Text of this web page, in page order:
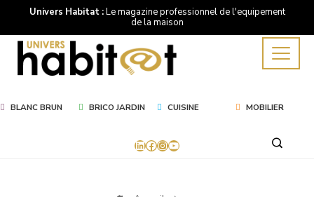
Univers Habitat :Le magazine professionnel de l'equipement
de la maison
BLANC BRUN BRICO JARDIN CUISINE MOBILIER
LinkedIn
Facebook
Instagram
YouTube